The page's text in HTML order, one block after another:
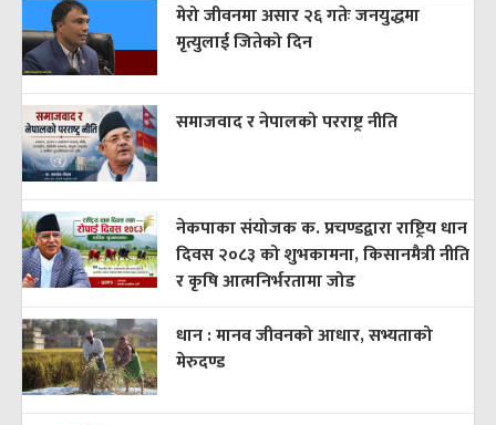
मेरो जीवनमा असार २६ गतेः जनयुद्धमा
मृत्युलाई जितेको दिन
समाजवाद र नेपालको परराष्ट्र नीति
नेकपाका संयोजक क. प्रचण्डद्वारा राष्ट्रिय धान
दिवस २०८३ को शुभकामना, किसानमैत्री नीति
र कृषि आत्मनिर्भरतामा जोड
धान : मानव जीवनको आधार, सभ्यताको
मेरुदण्ड